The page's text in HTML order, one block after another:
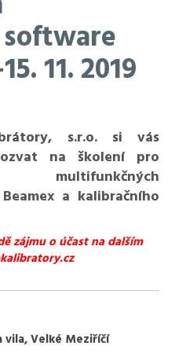
11. 2019
s.r.o. si vás
na školení pro
multifunkčných
a kalibračního
zájmu o účast na dalším
vila, Velké Meziříčí